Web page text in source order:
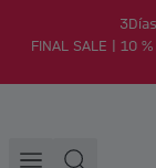
3 Días
FINAL SALE | 10